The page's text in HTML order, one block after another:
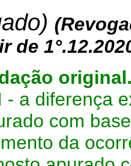
(
de
- a diferença
com
da